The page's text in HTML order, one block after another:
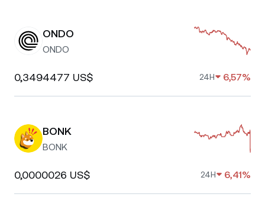
ONDO
ONDO
0,3494477 US$ 24H 6,57%
BONK
BONK
0,0000026 US$ 24H 6,41%